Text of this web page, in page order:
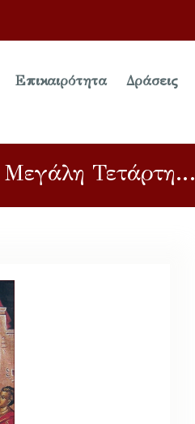
Επικαιρότητα Δράσεις
Μεγάλη Τετάρτη…